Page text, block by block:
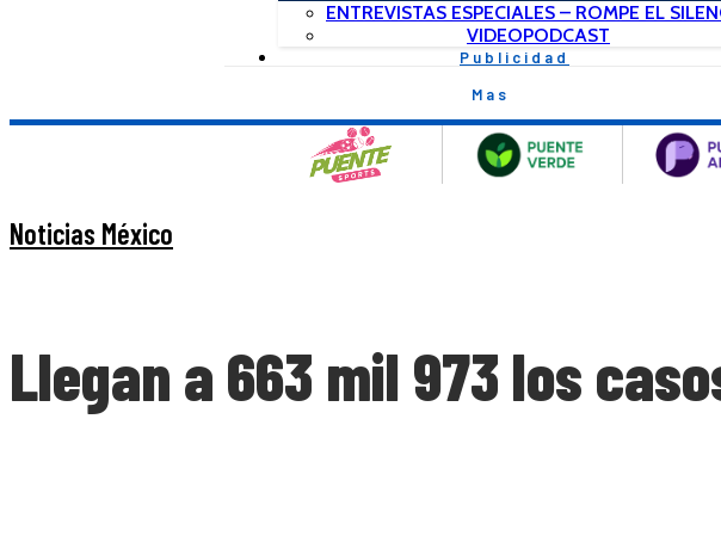
ENTREVISTAS ESPECIALES – ROMPE EL
VIDEOPODCAST
Publicidad
Mas
Noticias México
Llegan a 663 mil 973 los